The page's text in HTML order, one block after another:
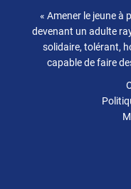
« Amener le jeune à
devenant un adulte
solidaire, tolérant,
capable de faire